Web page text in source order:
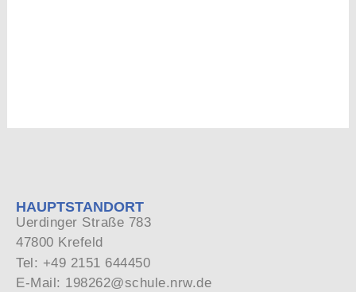
HAUPTSTANDORT
Uerdinger Straße 783
47800 Krefeld
Tel: +49 2151 644450
E-Mail: 198262@schule.nrw.de